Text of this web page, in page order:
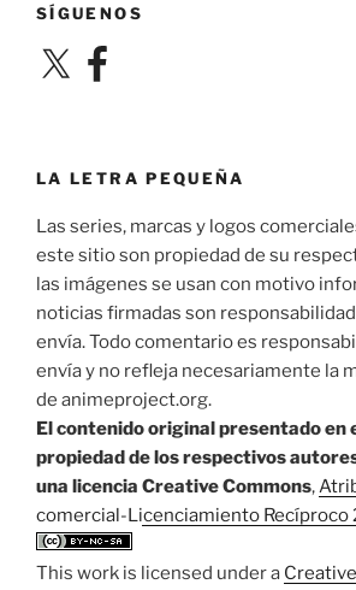
SÍGUENOS
X Facebook
LA LETRA PEQUEÑA
Las series, marcas y logos
este sitio son propiedad de su
las imágenes se usan con motivo
noticias firmadas son
envía. Todo comentario es
envía y no refleja necesariamente la
de animeproject.org.
El contenido original presentado en
propiedad de los respectivos
una licencia Creative Commons,
comercial-Licenciamiento Recíproco
This work is licensed under a